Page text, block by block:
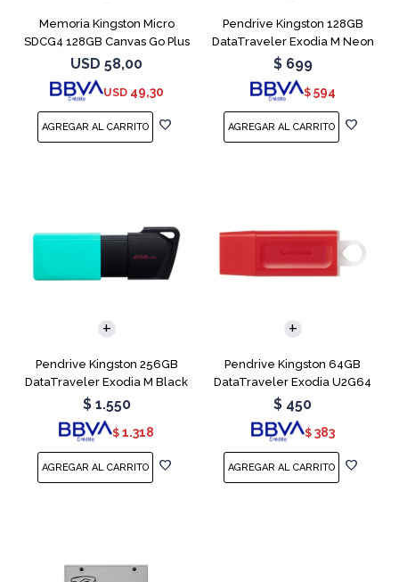
Memoria Kingston Micro
SDCG4 128GB Canvas Go Plus
V30
USD 58,00
USD 49,30
Pendrive Kingston 128GB
DataTraveler Exodia M Neon
Blue
$ 699
$ 594
Pendrive Kingston 256GB
DataTraveler Exodia M Black
Teal
$ 1.550
$ 1.318
Pendrive Kingston 64GB
DataTraveler Exodia U2G64
Red
$ 450
$ 383